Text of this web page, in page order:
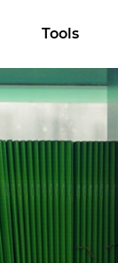
Tools